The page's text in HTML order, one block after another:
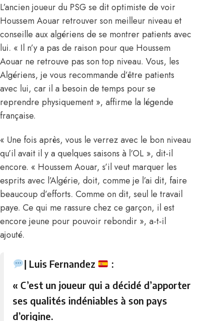
L’ancien joueur du PSG se dit optimiste de voir
Houssem Aouar retrouver son meilleur niveau et
conseille aux algériens de se montrer patients avec
lui. « Il n’y a pas de raison pour que Houssem
Aouar ne retrouve pas son top niveau. Vous, les
Algériens, je vous recommande d’être patients
avec lui, car il a besoin de temps pour se
reprendre physiquement », affirme la légende
française.
« Une fois après, vous le verrez avec le bon niveau
qu’il avait il y a quelques saisons à l’OL », dit-il
encore. « Houssem Aouar, s’il veut marquer les
esprits avec l’Algérie, doit, comme je l’ai dit, faire
beaucoup d’efforts. Comme on dit, seul le travail
paye. Ce qui me rassure chez ce garçon, il est
encore jeune pour pouvoir rebondir », a-t-il
ajouté.
| Luis Fernandez
:
« C’est un joueur qui a décidé d’apporter
ses qualités indéniables à son pays
d’origine.